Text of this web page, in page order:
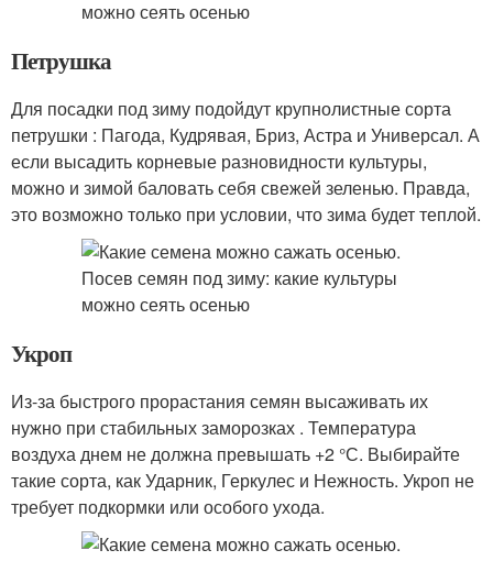
Петрушка
Для посадки под зиму подойдут крупнолистные сорта
петрушки : Пагода, Кудрявая, Бриз, Астра и Универсал. А
если высадить корневые разновидности культуры,
можно и зимой баловать себя свежей зеленью. Правда,
это возможно только при условии, что зима будет теплой.
Укроп
Из-за быстрого прорастания семян высаживать их
нужно при стабильных заморозках . Температура
воздуха днем не должна превышать +2 °С. Выбирайте
такие сорта, как Ударник, Геркулес и Нежность. Укроп не
требует подкормки или особого ухода.